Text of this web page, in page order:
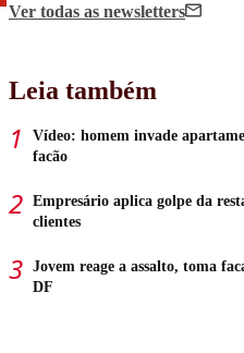
Ver todas as newsletters
Leia também
Vídeo: homem invade
facão
Empresário aplica golpe da
clientes
Jovem reage a assalto, toma
DF